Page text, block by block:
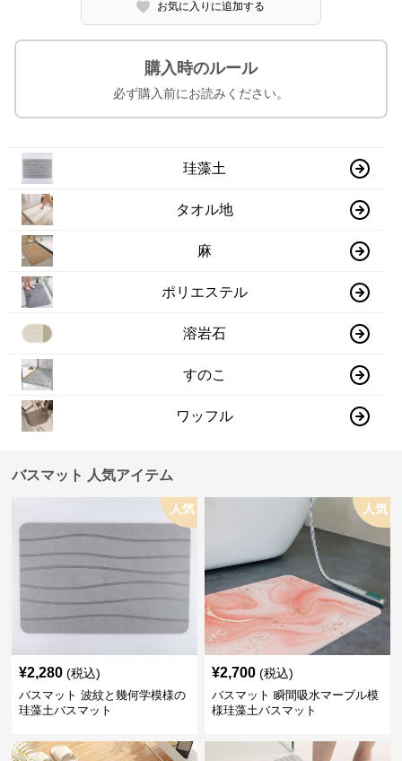
お気に入りに追加する
購入時のルール
必ず購入前にお読みください。
珪藻土
タオル地
麻
ポリエステル
溶岩石
すのこ
ワッフル
バスマット 人気アイテム
人気
¥2,280 (税込)
バスマット 波紋と幾何学模様の
珪藻土バスマット
人気
¥2,700 (税込)
バスマット 瞬間吸水マーブル模
様珪藻土バスマット